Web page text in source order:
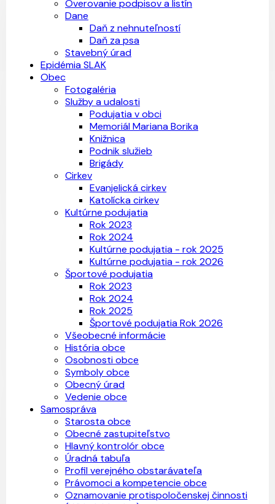
Overovanie podpisov a listín
Dane
Daň z nehnuteľností
Daň za psa
Stavebný úrad
Epidémia SLAK
Obec
Fotogaléria
Služby a udalosti
Podujatia v obci
Memoriál Mariana Borika
Knižnica
Podnik služieb
Brigády
Cirkev
Evanjelická cirkev
Katolícka cirkev
Kultúrne podujatia
Rok 2023
Rok 2024
Kultúrne podujatia - rok 2025
Kultúrne podujatia - rok 2026
Športové podujatia
Rok 2023
Rok 2024
Rok 2025
Športové podujatia Rok 2026
Všeobecné informácie
História obce
Osobnosti obce
Symboly obce
Obecný úrad
Vedenie obce
Samospráva
Starosta obce
Obecné zastupiteľstvo
Hlavný kontrolór obce
Úradná tabuľa
Profil verejného obstarávateľa
Právomoci a kompetencie obce
Oznamovanie protispoločenskej činnosti